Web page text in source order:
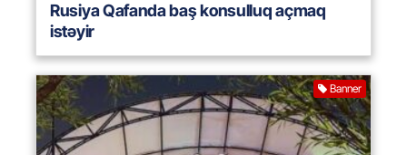
Rusiya Qafanda baş konsulluq açmaq
istəyir
Banner